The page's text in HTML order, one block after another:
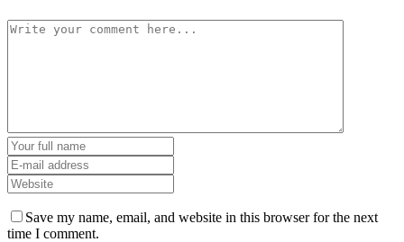
Save my name, email, and website in this browser for the next
time I comment.